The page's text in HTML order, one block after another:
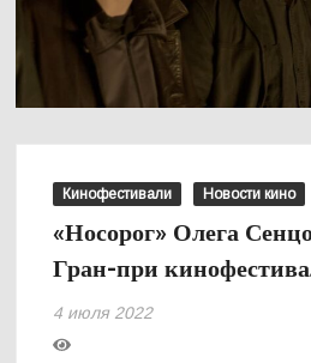
Кинофестивали Новости кино
«Носорог» Олега
Гран-при
4 июля 2022